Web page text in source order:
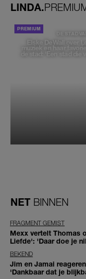
LINDA.
DE STAD VAN
Elske DeWall over
muziek en haar
de stad: 'Een stad die
NET BINNEN
FRAGMENT GEMIST
Mexx vertelt Thomas
Liefde': 'Daar doe je
BEKEND
Jim en Jamai
'Dankbaar dat je